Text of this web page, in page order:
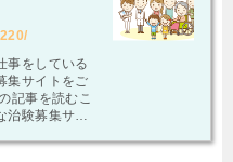
事をしている
集サイトをご
記事を読むこ
治験募集サイ